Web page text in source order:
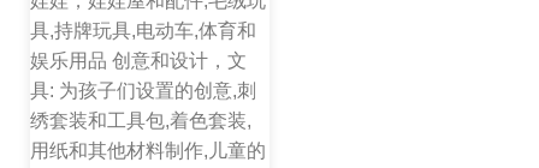
具,持牌玩具,电动车,体育和
娱乐用品 创意和设计，文
具: 为孩子们设置的创意,刺
绣套装和工具包,着色套装,
用纸和其他材料制作,儿童的